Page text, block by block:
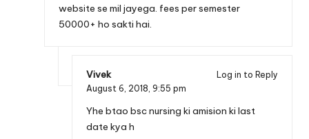
website se mil jayega. fees per semester
50000+ ho sakti hai.
Vivek
Log in to Reply
August 6, 2018, 9:55 pm
Yhe btao bsc nursing ki amision ki last
date kya h